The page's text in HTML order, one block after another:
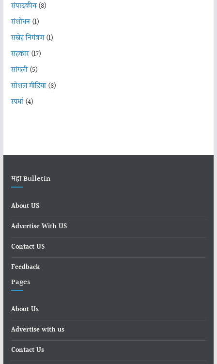
संपादकीय(8)
संशोधन(1)
सस्नेह निमंत्रण(1)
सहकार(17)
सांगली(5)
सोशल मीडिया(8)
स्पर्धा(4)
महा Bulletin
About US
Advertise With US
Contact US
Feedback
Pages
About Us
Advertise with us
Contact Us